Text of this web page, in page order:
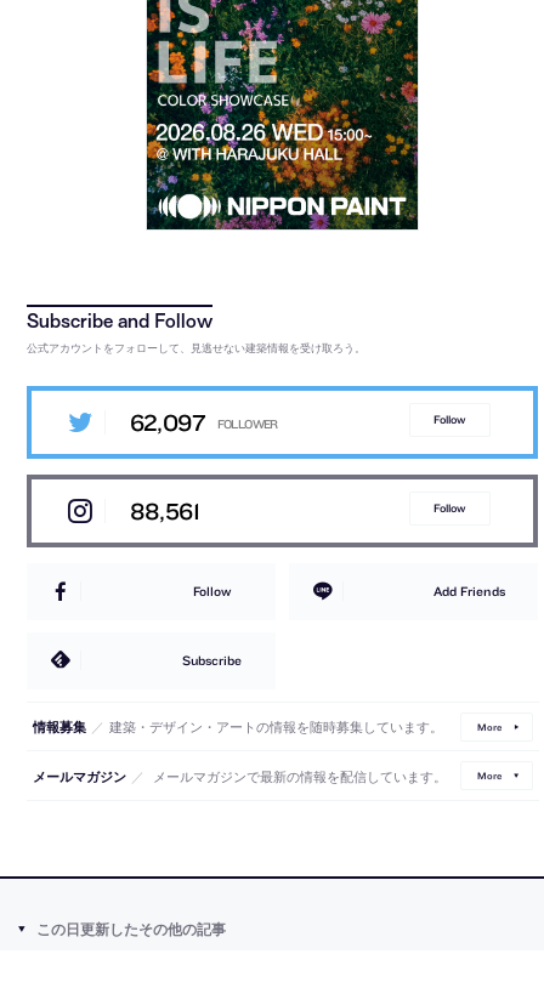
公式アカウントをフォローして、見逃せない建築情報を受け取ろう。
62,097 Follow
88,561 Follow
Follow Add Friends
Subscribe
情報募集 ／ 建築・デザイン・アートの情報を随時募集しています。 More
メールマガジン ／ メールマガジンで最新の情報を配信しています。 More
この日更新したその他の記事